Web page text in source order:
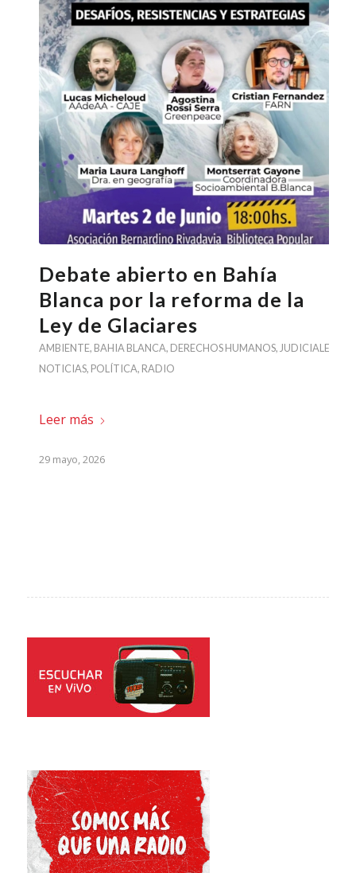
Debate abierto en Bahía
Blanca por la reforma de la
Ley de Glaciares
AMBIENTE, BAHIA BLANCA, DERECHOS HUMANOS, JUDICIALES
NOTICIAS, POLÍTICA, RADIO
Leer más
29 mayo, 2026